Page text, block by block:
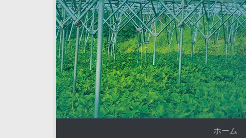
コンテンツへスキップ
ホーム